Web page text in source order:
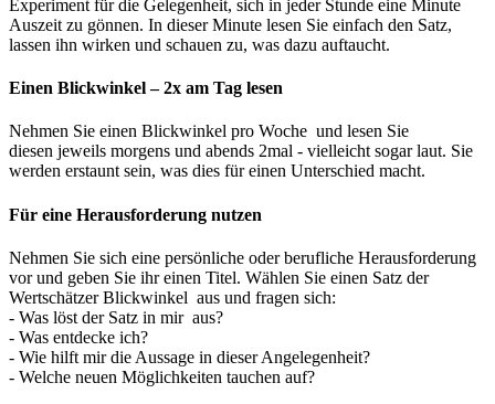
Experiment für die Gelegenheit, sich in jeder Stunde eine Minute
Auszeit zu gönnen. In dieser Minute lesen Sie einfach den Satz,
lassen ihn wirken und schauen zu, was dazu auftaucht.
Einen Blickwinkel – 2x am Tag lesen
Nehmen Sie einen Blickwinkel pro Woche und lesen Sie
diesen jeweils morgens und abends 2mal - vielleicht sogar laut. Sie
werden erstaunt sein, was dies für einen Unterschied macht.
Für eine Herausforderung nutzen
Nehmen Sie sich eine persönliche oder berufliche Herausforderung
vor und geben Sie ihr einen Titel. Wählen Sie einen Satz der
Wertschätzer Blickwinkel aus und fragen sich:
- Was löst der Satz in mir aus?
- Was entdecke ich?
- Wie hilft mir die Aussage in dieser Angelegenheit?
- Welche neuen Möglichkeiten tauchen auf?